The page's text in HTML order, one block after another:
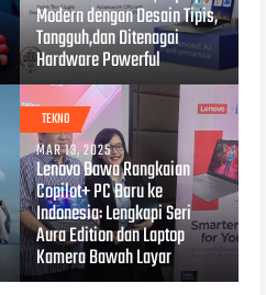
Modern dengan Desain Tipis,
Tangguh,dan Ditenagai
Hardware Powerful
TEKNO
MAR 13, 2025
Lenovo Bawa Rangkaian
Copilot+ PC Baru ke
Indonesia: Lengkapi Seri
Aura Edition dan Laptop
Kamera Bawah Layar